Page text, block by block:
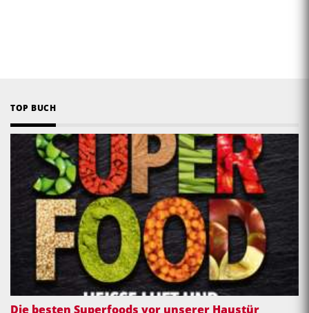
TOP BUCH
Die besten Superfoods vor unserer Haustür